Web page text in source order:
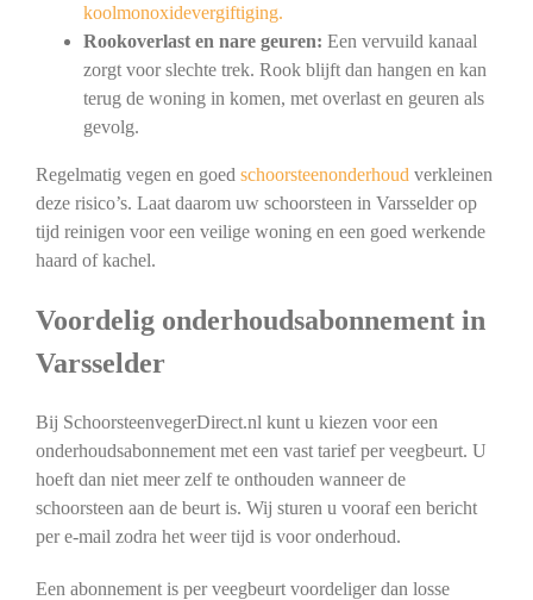
koolmonoxidevergiftiging.
Rookoverlast en nare geuren: Een vervuild kanaal
zorgt voor slechte trek. Rook blijft dan hangen en kan
terug de woning in komen, met overlast en geuren als
gevolg.
Regelmatig vegen en goed schoorsteenonderhoud verkleinen
deze risico’s. Laat daarom uw schoorsteen in Varsselder op
tijd reinigen voor een veilige woning en een goed werkende
haard of kachel.
Voordelig onderhoudsabonnement in
Varsselder
Bij SchoorsteenvegerDirect.nl kunt u kiezen voor een
onderhoudsabonnement met een vast tarief per veegbeurt. U
hoeft dan niet meer zelf te onthouden wanneer de
schoorsteen aan de beurt is. Wij sturen u vooraf een bericht
per e-mail zodra het weer tijd is voor onderhoud.
Een abonnement is per veegbeurt voordeliger dan losse